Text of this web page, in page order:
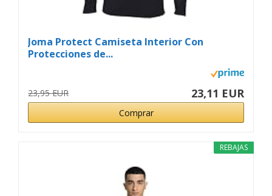
Joma Protect Camiseta Interior Con
Protecciones de...
23,95 EUR 23,11 EUR
Comprar
REBAJAS